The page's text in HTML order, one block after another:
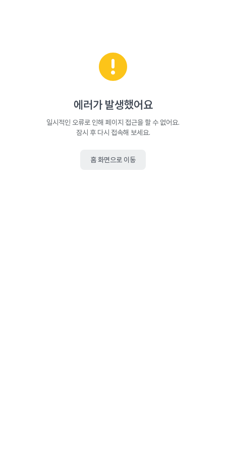
에러가 발생했어요
일시적인 오류로 인해 페이지 접근을 할 수 없어요.
잠시 후 다시 접속해 보세요.
홈 화면으로 이동